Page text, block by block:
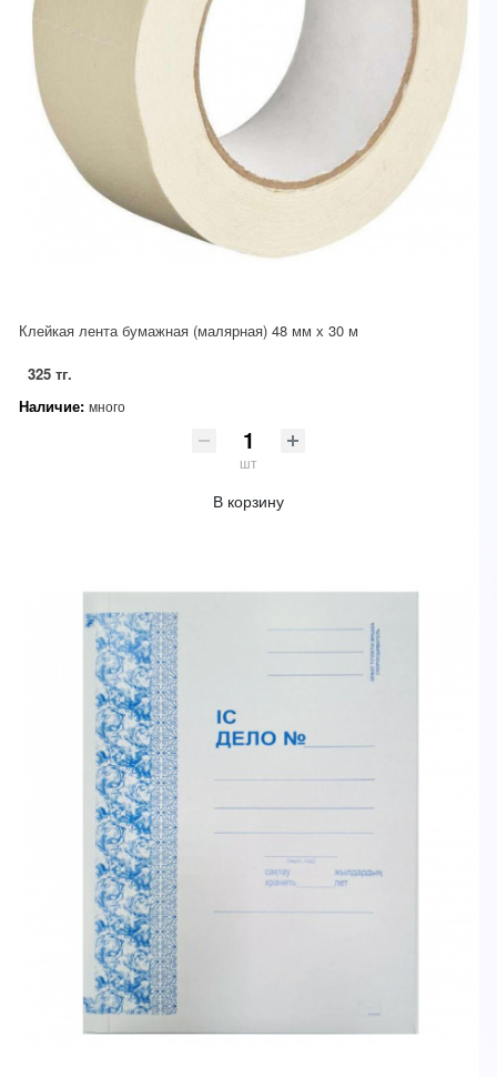
Клейкая лента бумажная (малярная) 48 мм х 30 м
325 тг.
Наличие: много
шт
В корзину